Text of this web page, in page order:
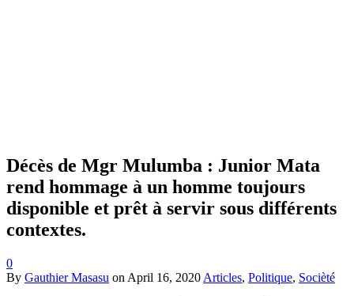
Décès de Mgr Mulumba : Junior Mata
rend hommage à un homme toujours
disponible et prêt à servir sous différents
contextes.
0
By Gauthier Masasu on April 16, 2020 Articles, Politique, Socièté